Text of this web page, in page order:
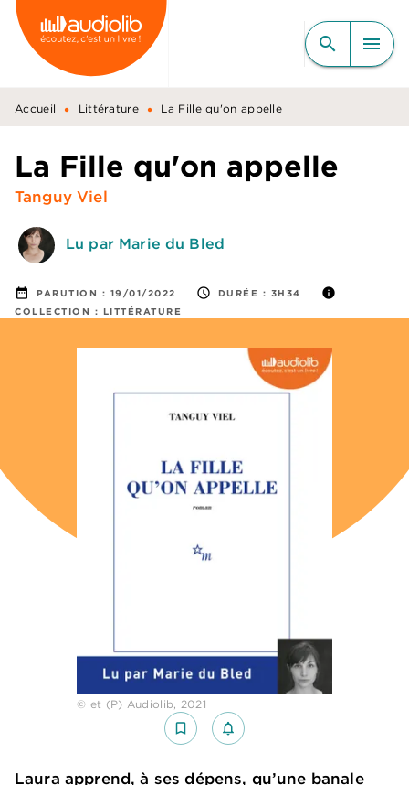
MENU RECHERCHE
CONTENU
PIED DE PAGE
search menu
Accueil • Littérature • La Fille qu'on appelle
La Fille qu'on appelle
Tanguy Viel
Lu par Marie du Bled
date_range PARUTION : 19/01/2022 access_time DURÉE : 3H34 info
COLLECTION : LITTÉRATURE
© et (P) Audiolib, 2021
bookmark_border notifications_none_outlined
Laura apprend, à ses dépens, qu’une banale